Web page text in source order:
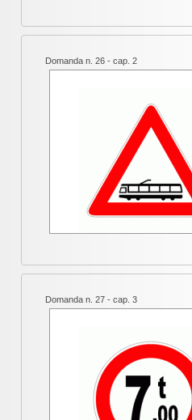
Domanda n. 26 - cap. 2
Domanda n. 27 - cap. 3